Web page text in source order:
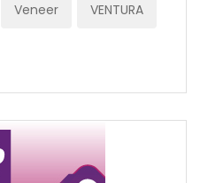
Veneer VENTURA